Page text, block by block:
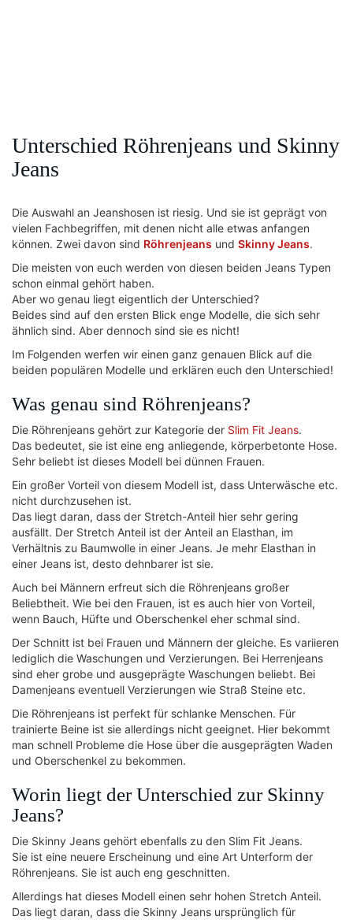
Unterschied Röhrenjeans und Skinny
Jeans
Die Auswahl an Jeanshosen ist riesig. Und sie ist geprägt von
vielen Fachbegriffen, mit denen nicht alle etwas anfangen
können. Zwei davon sind Röhrenjeans und Skinny Jeans.
Die meisten von euch werden von diesen beiden Jeans Typen
schon einmal gehört haben.
Aber wo genau liegt eigentlich der Unterschied?
Beides sind auf den ersten Blick enge Modelle, die sich sehr
ähnlich sind. Aber dennoch sind sie es nicht!
Im Folgenden werfen wir einen ganz genauen Blick auf die
beiden populären Modelle und erklären euch den Unterschied!
Was genau sind Röhrenjeans?
Die Röhrenjeans gehört zur Kategorie der Slim Fit Jeans.
Das bedeutet, sie ist eine eng anliegende, körperbetonte Hose.
Sehr beliebt ist dieses Modell bei dünnen Frauen.
Ein großer Vorteil von diesem Modell ist, dass Unterwäsche etc.
nicht durchzusehen ist.
Das liegt daran, dass der Stretch-Anteil hier sehr gering
ausfällt. Der Stretch Anteil ist der Anteil an Elasthan, im
Verhältnis zu Baumwolle in einer Jeans. Je mehr Elasthan in
einer Jeans ist, desto dehnbarer ist sie.
Auch bei Männern erfreut sich die Röhrenjeans großer
Beliebtheit. Wie bei den Frauen, ist es auch hier von Vorteil,
wenn Bauch, Hüfte und Oberschenkel eher schmal sind.
Der Schnitt ist bei Frauen und Männern der gleiche. Es variieren
lediglich die Waschungen und Verzierungen. Bei Herrenjeans
sind eher grobe und ausgeprägte Waschungen beliebt. Bei
Damenjeans eventuell Verzierungen wie Straß Steine etc.
Die Röhrenjeans ist perfekt für schlanke Menschen. Für
trainierte Beine ist sie allerdings nicht geeignet. Hier bekommt
man schnell Probleme die Hose über die ausgeprägten Waden
und Oberschenkel zu bekommen.
Worin liegt der Unterschied zur Skinny
Jeans?
Die Skinny Jeans gehört ebenfalls zu den Slim Fit Jeans.
Sie ist eine neuere Erscheinung und eine Art Unterform der
Röhrenjeans. Sie ist auch eng geschnitten.
Allerdings hat dieses Modell einen sehr hohen Stretch Anteil.
Das liegt daran, dass die Skinny Jeans ursprünglich für